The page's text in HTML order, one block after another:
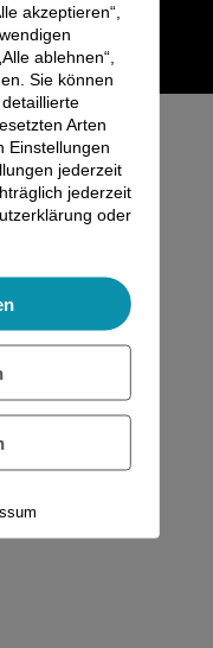
akzeptieren“,
ablehnen“,
Sie können
Arten
Einstellungen
jederzeit
jederzeit
oder